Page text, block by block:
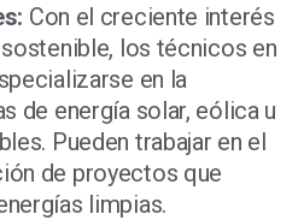
Con el creciente interés
los técnicos en
en la
de energía solar, eólica u
Pueden trabajar en el
de proyectos que
limpias.